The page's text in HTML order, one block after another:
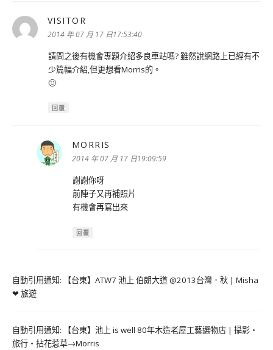
VISITOR
示:
2014 年 07 月 17 日17:53:40
請問之後有機會專題介紹多良車站嗎? 雖然說網路上已經有不
少篇幅介紹,但更想看Morris的。
🙂
回覆
MORRIS
示:
2014 年 07 月 17 日19:09:59
謝謝你呀
前陣子又再補照片
有機會再寫出來
回覆
自動引用通知:
【台東】ATW7 池上 伯朗大道 @2013台灣．秋 | Misha
❤ 旅遊
自動引用通知:
【台東】池上 is well 80年木造老屋工藝選物店 | 攝影‧
旅行‧拈花惹草→Morris